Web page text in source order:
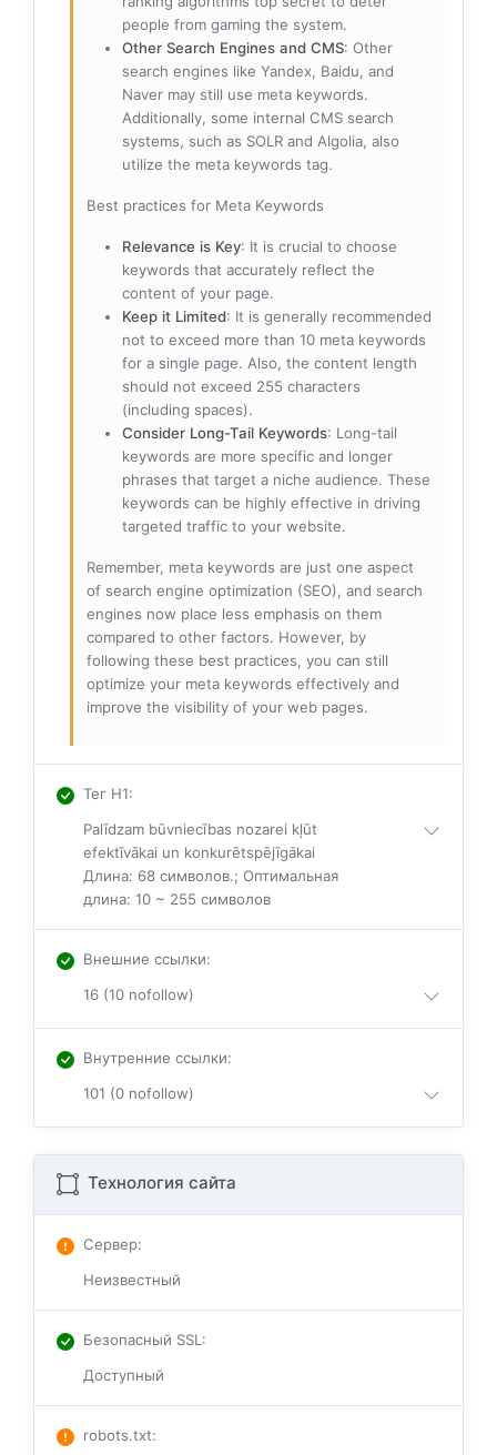
people from gaming the system.
Other Search Engines and CMS: Other
search engines like Yandex, Baidu, and
Naver may still use meta keywords.
Additionally, some internal CMS search
systems, such as SOLR and Algolia, also
utilize the meta keywords tag.
Best practices for Meta Keywords
Relevance is Key: It is crucial to choose
keywords that accurately reflect the
content of your page.
Keep it Limited: It is generally recommended
not to exceed more than 10 meta keywords
for a single page. Also, the content length
should not exceed 255 characters
(including spaces).
Consider Long-Tail Keywords: Long-tail
keywords are more specific and longer
phrases that target a niche audience. These
keywords can be highly effective in driving
targeted traffic to your website.
Remember, meta keywords are just one aspect
of search engine optimization (SEO), and search
engines now place less emphasis on them
compared to other factors. However, by
following these best practices, you can still
optimize your meta keywords effectively and
improve the visibility of your web pages.
Тег H1:
Palīdzam būvniecības nozarei kļūt
efektīvākai un konkurētspējīgākai
Длина: 68 символов.; Оптимальная
длина: 10 ~ 255 символов
Внешние ссылки:
16 (10 nofollow)
Внутренние ссылки:
101 (0 nofollow)
Технология сайта
Сервер:
Неизвестный
Безопасный SSL:
Доступный
robots.txt: